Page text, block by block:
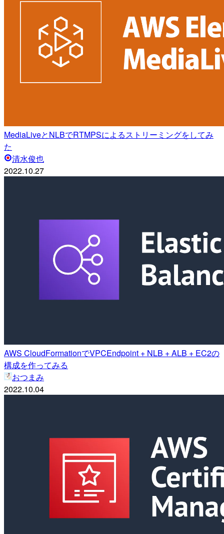
MediaLiveとNLBでRTMPSによるストリーミングをしてみ
た
清水俊也
2022.10.27
AWS CloudFormationでVPCEndpoint + NLB + ALB + EC2の
構成を作ってみる
おつまみ
2022.10.04